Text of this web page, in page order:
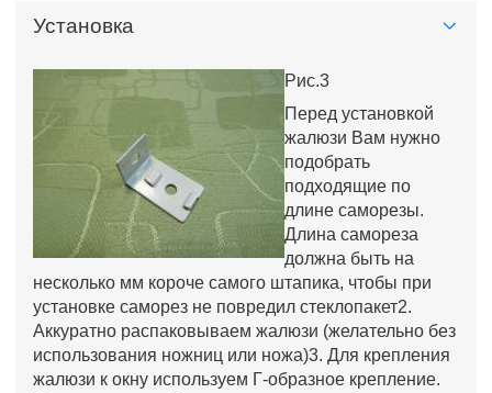
Установка
Рис.3
Перед установкой
жалюзи Вам нужно
подобрать
подходящие по
длине саморезы.
Длина самореза
должна быть на
несколько мм короче самого штапика, чтобы при
установке саморез не повредил стеклопакет2.
Аккуратно распаковываем жалюзи (желательно без
использования ножниц или ножа)3. Для крепления
жалюзи к окну используем Г-образное крепление.